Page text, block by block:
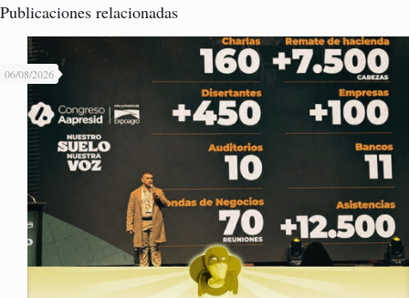
Publicaciones relacionadas
06/08/2026